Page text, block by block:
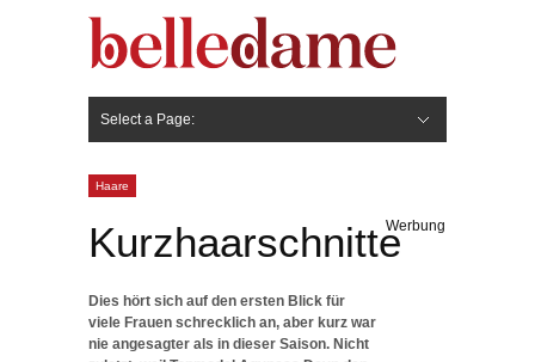
Select a Page:
Haare
KurzhaarschnitteWerbung
Dies hört sich auf den ersten Blick für
viele Frauen schrecklich an, aber kurz war
nie angesagter als in dieser Saison. Nicht